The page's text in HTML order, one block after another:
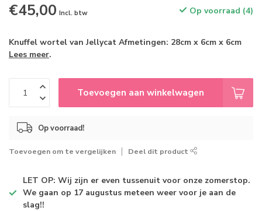
€45,00 Incl. btw Op voorraad (4)
Knuffel wortel van Jellycat Afmetingen: 28cm x 6cm x 6cm
Lees meer.
Toevoegen aan winkelwagen
Op voorraad!
Toevoegen om te vergelijken Deel dit product
LET OP: Wij zijn er even tussenuit voor onze zomerstop.
We gaan op 17 augustus meteen weer voor je aan de
slag!!